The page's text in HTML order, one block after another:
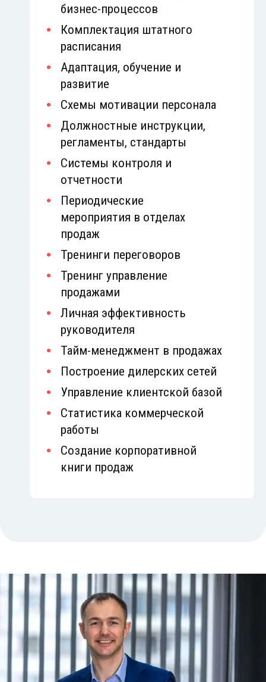
бизнес-процессов
Комплектация штатного
расписания
Адаптация, обучение и
развитие
Схемы мотивации персонала
Должностные инструкции,
регламенты, стандарты
Системы контроля и
отчетности
Периодические
мероприятия в отделах
продаж
Тренинги переговоров
Тренинг управление
продажами
Личная эффективность
руководителя
Тайм-менеджмент в продажах
Построение дилерских сетей
Управление клиентской базой
Статистика коммерческой
работы
Создание корпоративной
книги продаж